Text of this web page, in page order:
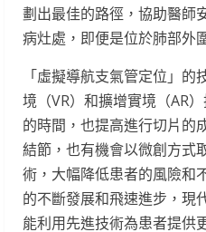
劃出最佳的路徑，協助醫師
病灶處，即便是位於肺部外
「虛擬導航支氣管定位」
境（VR）和擴增實境（AR
的時間，也提高進行切片的
結節，也有機會以微創方式
術，大幅降低患者的風險和
的不斷發展和飛速進步，現
能利用先進技術為患者提供